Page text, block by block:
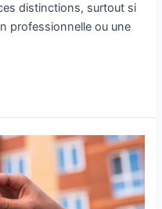
distinctions, surtout si
professionnelle ou une